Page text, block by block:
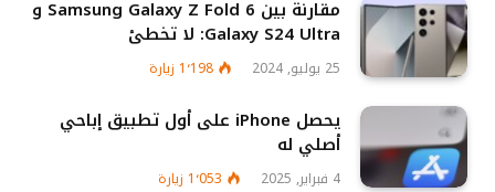
مقارنة بين Samsung Galaxy Z Fold 6 و
Galaxy S24 Ultra: لا تخطئ
25 يوليو, 2024 1٬198 زيارة
يحصل iPhone على أول تطبيق إباحي
أصلي له
4 فبراير, 2025 1٬053 زيارة